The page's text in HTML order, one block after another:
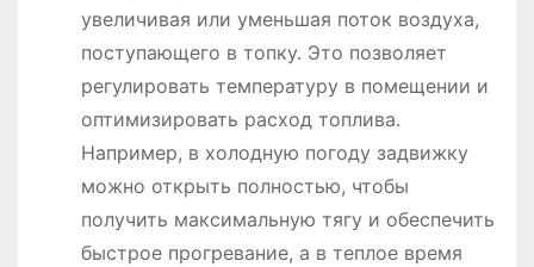
увеличивая или уменьшая поток воздуха,
поступающего в топку. Это позволяет
регулировать температуру в помещении и
оптимизировать расход топлива.
Например, в холодную погоду задвижку
можно открыть полностью, чтобы
получить максимальную тягу и обеспечить
быстрое прогревание, а в теплое время